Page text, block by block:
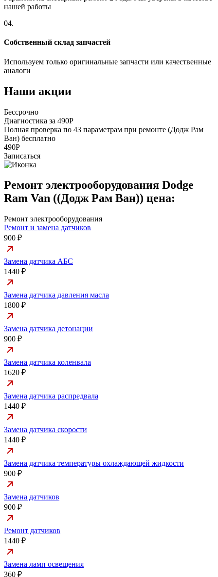
нашей работы
04.
Собственный склад запчастей
Используем только оригинальные запчасти или качественные
аналоги
Наши акции
Бессрочно
Диагностика за 490Р
Полная проверка по 43 параметрам при ремонте (Додж Рам
Ван) бесплатно
490Р
Записаться
Ремонт электрооборудования Dodge
Ram Van ((Додж Рам Ван)) цена:
Ремонт электрооборудования
Ремонт и замена датчиков
900 ₽
Замена датчика АБС
1440 ₽
Замена датчика давления масла
1800 ₽
Замена датчика детонации
900 ₽
Замена датчика коленвала
1620 ₽
Замена датчика распредвала
1440 ₽
Замена датчика скорости
1440 ₽
Замена датчика температуры охлаждающей жидкости
900 ₽
Замена датчиков
900 ₽
Ремонт датчиков
1440 ₽
Замена ламп освещения
360 ₽